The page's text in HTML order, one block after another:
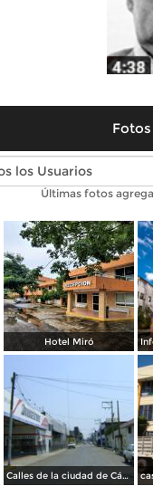
Fotos
Últimas fotos
Hotel Miró
Calles de la ciudad de Cárdenas, Tabasco. Abril/2012